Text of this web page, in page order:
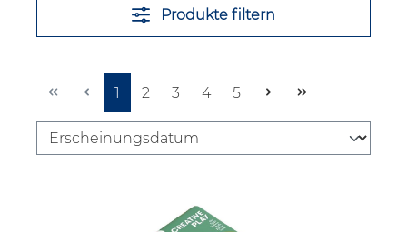
Produkte filtern
Seite
1 Seite
2 Seite
3 Seite
4 Seite
5